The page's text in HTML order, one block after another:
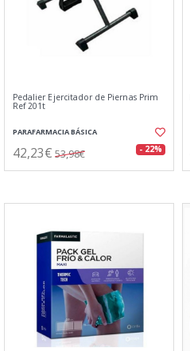
Pedalier Ejercitador de Piernas Prim
Ref 201t
PARAFARMACIA BÁSICA
42,23€ 53,98€ - 22%